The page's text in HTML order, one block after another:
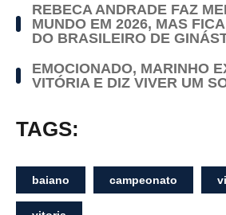
REBECA ANDRADE FAZ
MUNDO EM 2026, MAS
DO BRASILEIRO DE
EMOCIONADO, MARINHO
VITÓRIA E DIZ VIVER UM
TAGS:
baiano campeonato